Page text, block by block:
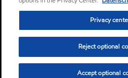
Privacy
Reject optional
Accept optional